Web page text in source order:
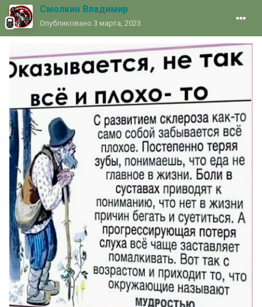
Смолкин Владимир
Опубликовано 3 марта, 2023